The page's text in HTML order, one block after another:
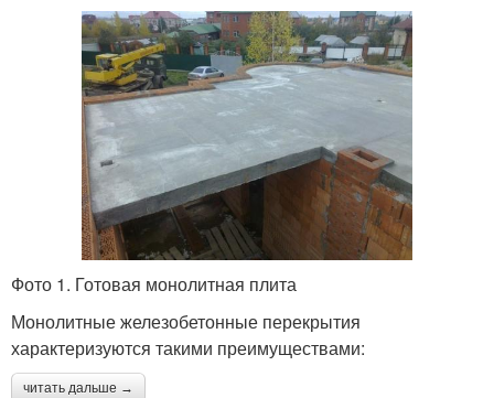
Монолитная плита
Фото 1. Готовая монолитная плита
Монолитные железобетонные перекрытия
характеризуются такими преимуществами:
читать дальше →